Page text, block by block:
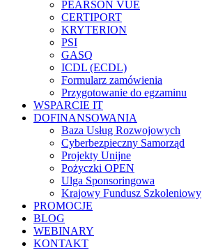
PEARSON VUE
CERTIPORT
KRYTERION
PSI
GASQ
ICDL (ECDL)
Formularz zamówienia
Przygotowanie do egzaminu
WSPARCIE IT
DOFINANSOWANIA
Baza Usług Rozwojowych
Cyberbezpieczny Samorząd
Projekty Unijne
Pożyczki OPEN
Ulga Sponsoringowa
Krajowy Fundusz Szkoleniowy
PROMOCJE
BLOG
WEBINARY
KONTAKT